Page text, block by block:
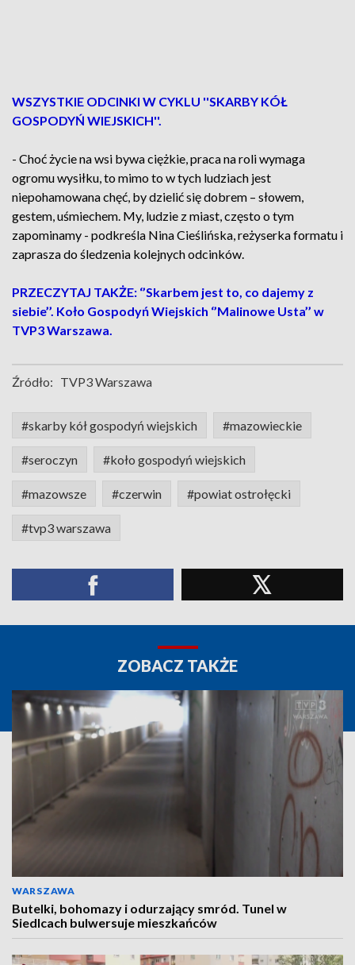
WSZYSTKIE ODCINKI W CYKLU ''SKARBY KÓŁ
GOSPODYŃ WIEJSKICH''.
- Choć życie na wsi bywa ciężkie, praca na roli wymaga
ogromu wysiłku, to mimo to w tych ludziach jest
niepohamowana chęć, by dzielić się dobrem – słowem,
gestem, uśmiechem. My, ludzie z miast, często o tym
zapominamy - podkreśla Nina Cieślińska, reżyserka formatu i
zaprasza do śledzenia kolejnych odcinków.
PRZECZYTAJ TAKŻE: ‘’Skarbem jest to, co dajemy z
siebie’’. Koło Gospodyń Wiejskich ‘’Malinowe Usta’’ w
TVP3 Warszawa.
Źródło: TVP3 Warszawa
#skarby kół gospodyń wiejskich #mazowieckie
#seroczyn #koło gospodyń wiejskich
#mazowsze #czerwin #powiat ostrołęcki
#tvp3 warszawa
ZOBACZ TAKŻE
WARSZAWA
Butelki, bohomazy i odurzający smród. Tunel w
Siedlcach bulwersuje mieszkańców